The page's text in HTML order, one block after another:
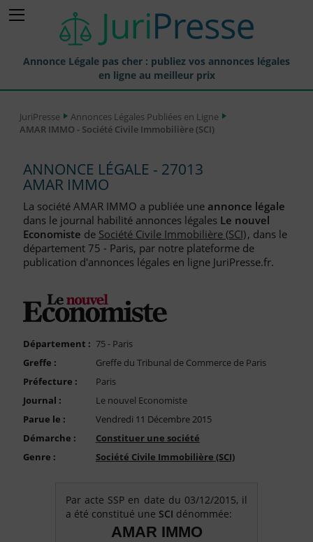
Annonce Légale pas cher : publiez vos annonces légales
en ligne au meilleur prix
Annonces Légales Publiées
Journaux Habilités (JAL) Annonces Légales
Départements pour la Publication d'Annonces Légales
Liste des Greffes
Liste des CCI
FAQ
Nous Contacter
Compte PRO
JuriPresse
Annonces Légales Publiées en Ligne
AMAR IMMO - Société Civile Immobilière (SCI)
ANNONCE LÉGALE - 27013
AMAR IMMO
La société AMAR IMMO a publiée une annonce légale
dans le journal habilité annonces légales Le nouvel
Economiste de Société Civile Immobilière (SCI), dans le
département 75 - Paris, par notre plateforme de
publication d'annonces légales en ligne JuriPresse.fr.
Département : 75 - Paris
Greffe :
Greffe du Tribunal de Commerce de Paris
Préfecture :
Paris
Journal :
Le nouvel Economiste
Parue le :
Vendredi 11 Décembre 2015
Démarche :
Constituer une société
Genre :
Société Civile Immobilière (SCI)
Par acte SSP en date du 03/12/2015, il
a été constitué une SCI dénommée:
AMAR IMMO